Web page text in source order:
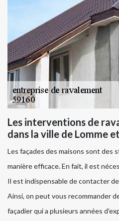
Les interventions de
dans la ville de Lomme
Les façades des maisons sont des
manière efficace. En fait, il est
Il est indispensable de contacter
Ainsi, on peut vous recommander
façadier qui a plusieurs années